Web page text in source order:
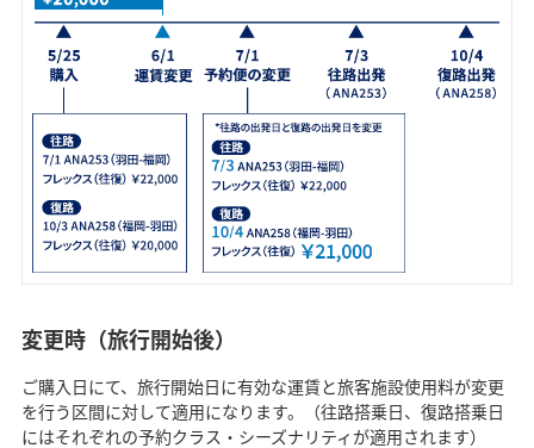
変更時（旅行開始後）
ご購入日にて、旅行開始日に有効な運賃と旅客施設使用料が変更
を行う区間に対して適用になります。（往路搭乗日、復路搭乗日
にはそれぞれの予約クラス・シーズナリティが適用されます）